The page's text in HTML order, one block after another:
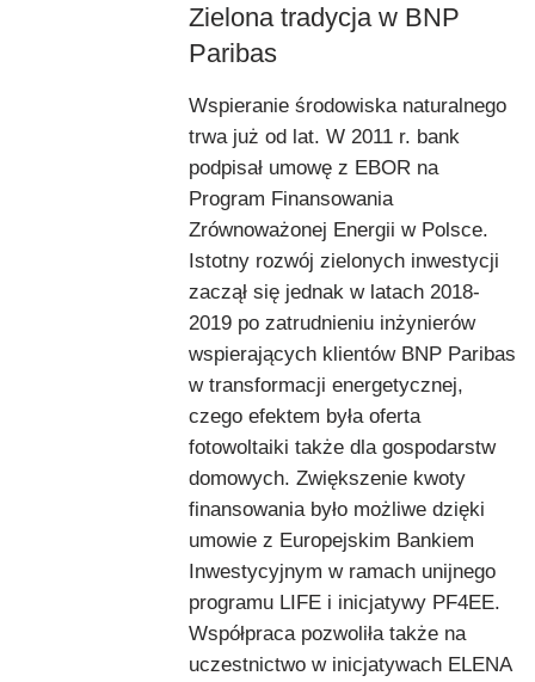
Zielona tradycja w BNP
Paribas
Wspieranie środowiska naturalnego
trwa już od lat. W 2011 r. bank
podpisał umowę z EBOR na
Program Finansowania
Zrównoważonej Energii w Polsce.
Istotny rozwój zielonych inwestycji
zaczął się jednak w latach 2018-
2019 po zatrudnieniu inżynierów
wspierających klientów BNP Paribas
w transformacji energetycznej,
czego efektem była oferta
fotowoltaiki także dla gospodarstw
domowych. Zwiększenie kwoty
finansowania było możliwe dzięki
umowie z Europejskim Bankiem
Inwestycyjnym w ramach unijnego
programu LIFE i inicjatywy PF4EE.
Współpraca pozwoliła także na
uczestnictwo w inicjatywach ELENA